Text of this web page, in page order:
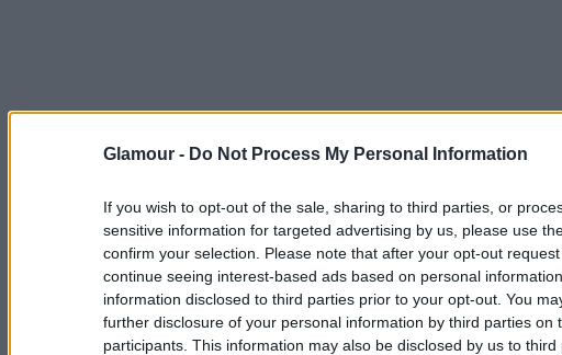
Glamour - Do Not Process My Personal Information
If you wish to opt-out of the sale, sharing to third parties, or
sensitive information for targeted advertising by us, please use
confirm your selection. Please note that after your opt-out
continue seeing interest-based ads based on personal
information disclosed to third parties prior to your opt-out. You
further disclosure of your personal information by third parties on
participants. This information may also be disclosed by us to